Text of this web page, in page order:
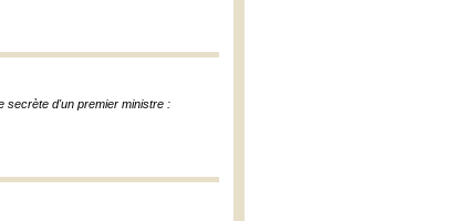
secrète d'un premier ministre :